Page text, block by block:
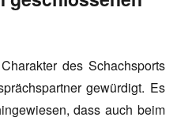
des Schachsports
gewürdigt. Es
dass auch beim